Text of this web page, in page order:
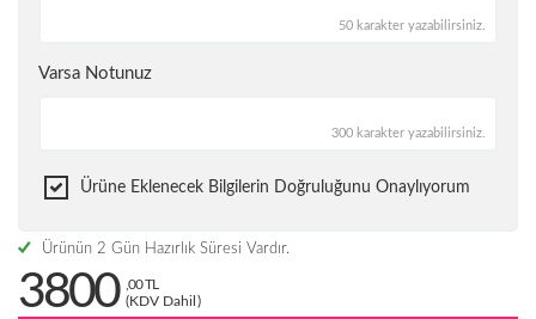
50 karakter yazabilirsiniz.
Varsa Notunuz
300 karakter yazabilirsiniz.
Ürüne Eklenecek Bilgilerin Doğruluğunu Onaylıyorum
Ürünün 2 Gün Hazırlık Süresi Vardır.
3800
,00 TL
(KDV Dahil)